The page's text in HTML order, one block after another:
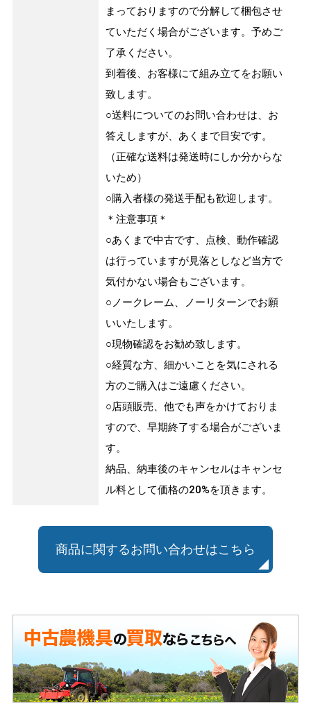
まっておりますので分解して梱包させ
ていただく場合がございます。予めご
了承ください。
到着後、お客様にて組み立てをお願い
致します。
○送料についてのお問い合わせは、お
答えしますが、あくまで目安です。
（正確な送料は発送時にしか分からな
いため）
○購入者様の発送手配も歓迎します。
＊注意事項＊
○あくまで中古です、点検、動作確認
は行っていますが見落としなど当方で
気付かない場合もございます。
○ノークレーム、ノーリターンでお願
いいたします。
○現物確認をお勧め致します。
○経質な方、細かいことを気にされる
方のご購入はご遠慮ください。
○店頭販売、他でも声をかけておりま
すので、早期終了する場合がございま
す。
納品、納車後のキャンセルはキャンセ
ル料として価格の20%を頂きます。
商品に関するお問い合わせはこちら